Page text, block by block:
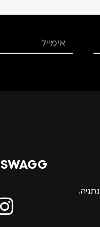
SWAGG בסושיאל